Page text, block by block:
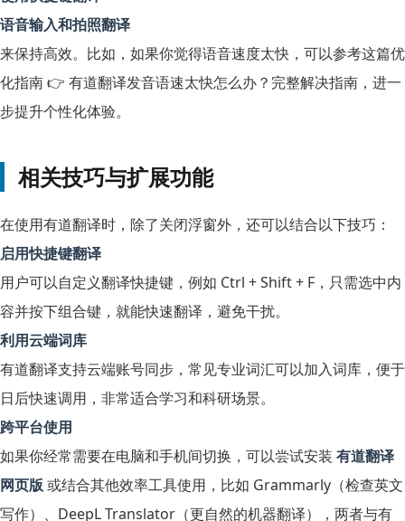
语音输入和拍照翻译
来保持高效。比如，如果你觉得语音速度太快，可以参考这篇优
化指南 👉 有道翻译发音语速太快怎么办？完整解决指南 ，进一
步提升个性化体验。
相关技巧与扩展功能
在使用有道翻译时，除了关闭浮窗外，还可以结合以下技巧：
启用快捷键翻译
用户可以自定义翻译快捷键，例如 Ctrl + Shift + F ，只需选中内
容并按下组合键，就能快速翻译，避免干扰。
利用云端词库
有道翻译支持云端账号同步，常见专业词汇可以加入词库，便于
日后快速调用，非常适合学习和科研场景。
跨平台使用
如果你经常需要在电脑和手机间切换，可以尝试安装 有道翻译
网页版 或结合其他效率工具使用，比如 Grammarly（检查英文
写作）、DeepL Translator（更自然的机器翻译），两者与有